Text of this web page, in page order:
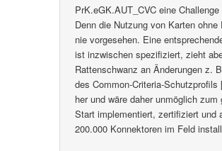
PrK.eGK.AUT_CVC eine
Denn die Nutzung von Karten
nie vorgesehen. Eine
ist inzwischen spezifiziert, zieht
Rattenschwanz an Änderungen z.
des Common-Criteria-
her und wäre daher unmöglich zum
Start implementiert, zertifiziert und
200.000 Konnektoren im Feld